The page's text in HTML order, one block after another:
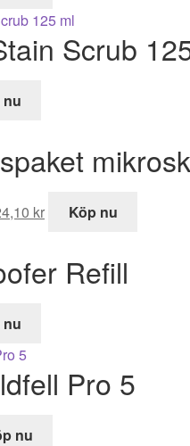
Scrub
nu
kr
nuvarande
är:
Köp nu
Refill
nu
Pro 5
nu